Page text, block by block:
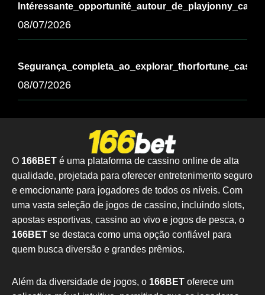
08/07/2026
08/07/2026
O 166BET é uma plataforma de cassino online de alta
qualidade, projetada para oferecer entretenimento seguro
e emocionante para jogadores de todos os níveis. Com
uma vasta seleção de jogos de cassino, incluindo slots,
apostas esportivas, cassino ao vivo e jogos de pesca, o
166BET se destaca como uma opção confiável para
quem busca diversão e grandes prêmios.
Além da diversidade de jogos, o 166BET oferece um